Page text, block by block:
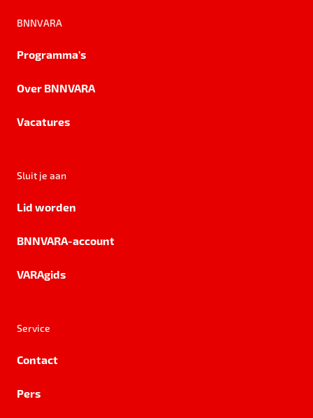
BNNVARA
Programma's
Over BNNVARA
Vacatures
Sluit je aan
Lid worden
BNNVARA-account
VARAgids
Service
Contact
Pers